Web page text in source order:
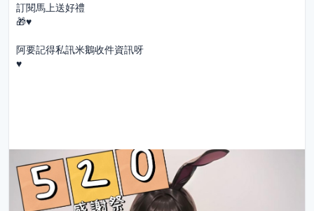
訂閱馬上送好禮
🎁♥️
阿要記得私訊米鵝收件資訊呀
♥️